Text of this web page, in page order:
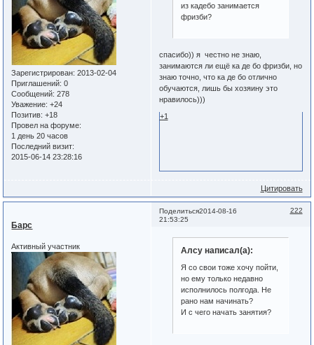
Зарегистрирован: 2013-02-04
Приглашений: 0
Сообщений: 278
Уважение: +24
Позитив: +18
Провел на форуме:
1 день 20 часов
Последний визит:
2015-06-14 23:28:16
из кадебо занимается
фризби?
спасибо)) я честно не знаю,
занимаются ли ещё ка де бо фризби, но
знаю точно, что ка де бо отлично
обучаются, лишь бы хозяину это
нравилось)))
+1
Цитировать
Поделиться 222
2014-08-16
21:53:25
Барс
Активный участник Алсу написал(а):
Я со свои тоже хочу пойти,
но ему только недавно
исполнилось полгода. Не
рано нам начинать?
И с чего начать занятия?